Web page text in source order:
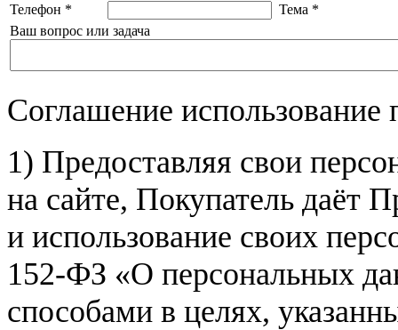
Телефон * Тема *
Ваш вопрос или задача
Соглашение
1) Предоставляя свои
на сайте, Покупатель даёт
и использование своих
152-ФЗ «О персональных
способами в целях,